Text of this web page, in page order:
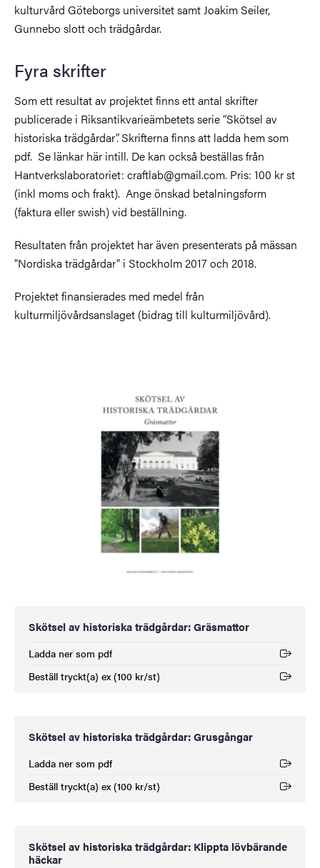
kulturvård Göteborgs universitet samt Joakim Seiler,
Gunnebo slott och trädgårdar.
Fyra skrifter
Som ett resultat av projektet finns ett antal skrifter
publicerade i Riksantikvarieämbetets serie ”Skötsel av
historiska trädgårdar”. Skrifterna finns att ladda hem som
pdf. Se länkar här intill. De kan också beställas från
Hantverkslaboratoriet: craftlab@gmail.com. Pris: 100 kr st
(inkl moms och frakt). Ange önskad betalningsform
(faktura eller swish) vid beställning.
Resultaten från projektet har även presenterats på mässan
"Nordiska trädgårdar" i Stockholm 2017 och 2018.
Projektet finansierades med medel från
kulturmiljövårdsanslaget (bidrag till kulturmiljövård).
Skötsel av historiska trädgårdar: Gräsmattor
Ladda ner som pdf
(Extern länk)
Beställ tryckt(a) ex (100 kr/st)
(Extern länk)
Skötsel av historiska trädgårdar: Grusgångar
Ladda ner som pdf
(Extern länk)
Beställ tryckt(a) ex (100 kr/st)
(Extern länk)
Skötsel av historiska trädgårdar: Klippta lövbärande
häckar